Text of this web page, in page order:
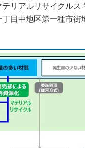
リアルリサイクルス
目中地区第一種市街